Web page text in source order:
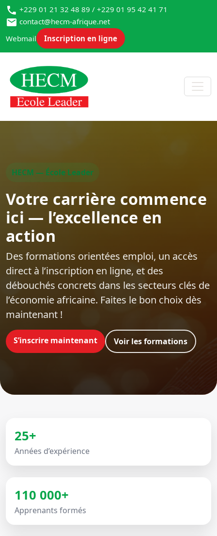
+229 01 21 32 48 89 / +229 01 95 42 41 71
contact@hecm-afrique.net
Webmail
Inscription en ligne
HECM — École Leader
Votre carrière commence
ici — l’excellence en
action
Des formations orientées emploi‍, un accès
direct à l’inscription en ligne, et des
débouchés concrets dans les secteurs clés de
l’économie africaine. Faites le bon choix dès
maintenant !
S’inscrire maintenant Voir les formations
25+
Années d’expérience
110 000+
Apprenants formés